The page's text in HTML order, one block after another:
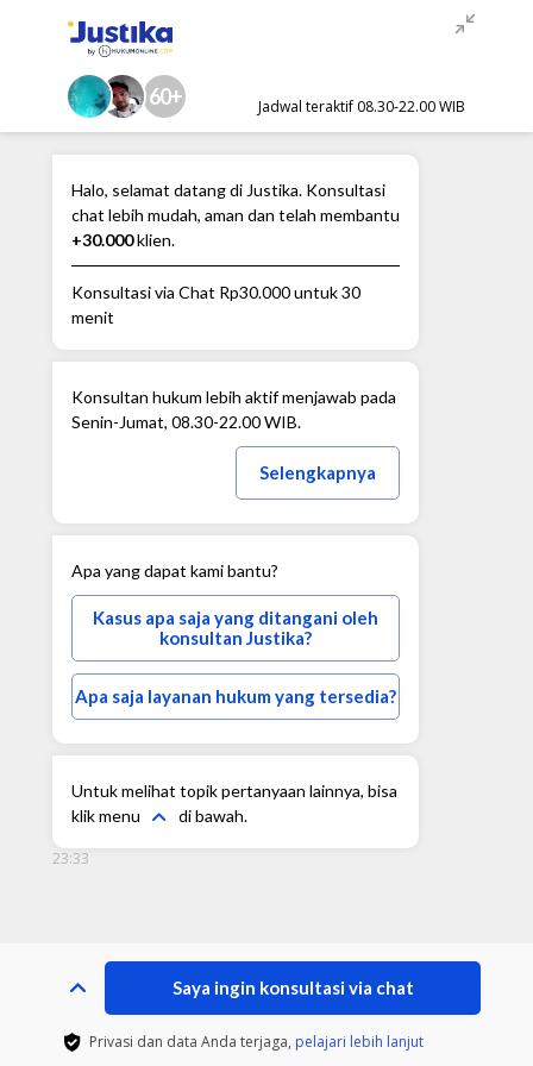
60+ Jadwal teraktif 08.30-22.00 WIB
Halo, selamat datang di Justika. Konsultasi
chat lebih mudah, aman dan telah membantu
+30.000klien.
Konsultasi via Chat Rp30.000untuk 30
menit
Konsultan hukum lebih aktif menjawab pada
Senin-Jumat, 08.30-22.00 WIB.
Selengkapnya
Apa yang dapat kami bantu?
Kasus apa saja yang ditangani oleh
konsultan Justika?
Apa saja layanan hukum yang tersedia?
Untuk melihat topik pertanyaan lainnya, bisa
klik menu
di bawah.
23:33
Saya ingin konsultasi via chat
Privasi dan data Anda terjaga, pelajari lebih lanjut